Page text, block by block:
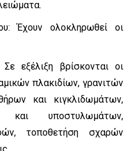
Έχουν ολοκληρωθεί οι
Σε εξέλιξη βρίσκονται οι
πλακιδίων, γρανιτών
και κιγκλιδωμάτων,
και υποστυλωμάτων,
τοποθετήση σχαρών